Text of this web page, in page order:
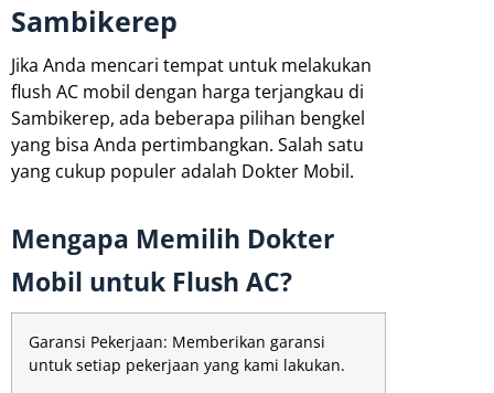
Sambikerep
Jika Anda mencari tempat untuk melakukan
flush AC mobil dengan harga terjangkau di
Sambikerep, ada beberapa pilihan bengkel
yang bisa Anda pertimbangkan. Salah satu
yang cukup populer adalah Dokter Mobil.
Mengapa Memilih Dokter
Mobil untuk Flush AC?
Garansi Pekerjaan: Memberikan garansi
untuk setiap pekerjaan yang kami lakukan.